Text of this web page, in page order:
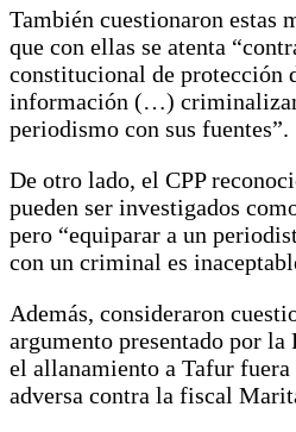
También cuestionaron estas
que con ellas se atenta
constitucional de protección
información (…)
periodismo con sus fuentes”.
De otro lado, el CPP
pueden ser investigados
pero “equiparar a un
con un criminal es
Además, consideraron
argumento presentado por
el allanamiento a Tafur
adversa contra la fiscal